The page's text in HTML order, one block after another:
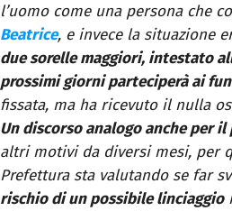
l’uomo come una persona che
Beatrice, e invece la situazione
due sorelle maggiori, intestato
prossimi giorni parteciperà ai
fissata, ma ha ricevuto il nulla
Un discorso analogo anche per
altri motivi da diversi mesi, per
Prefettura sta valutando se far
rischio di un possibile linciaggio